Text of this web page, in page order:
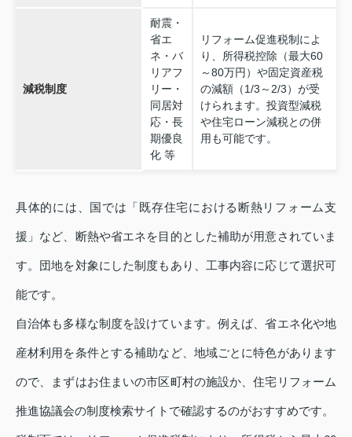
減税制度
耐震・
省エ
ネ・バ
リアフ
リー・
同居対
応・長
期優良
化 等
リフォーム促進税制によ
り、所得税控除（最大60
～80万円）や固定資産税
の減額（1/3～2/3）が受
けられます。投資型減税
や住宅ローン減税との併
用も可能です。
具体的には、国では「既存住宅における断熱リフォーム支
援」など、断熱や省エネを目的とした補助が用意されていま
す。団地を対象にした制度もあり、工事内容に応じて選択可
能です。
自治体も多様な制度を設けています。例えば、省エネ化や地
産材利用を条件とする補助など、地域ごとに特色があります
ので、まずはお住まいの市区町村の施設か、住宅リフォーム
推進協議会の制度検索サイトで確認するのがおすすめです。